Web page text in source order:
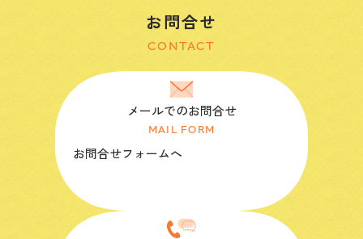
お問合せ
CONTACT
メールでのお問合せ
MAIL FORM
お問合せフォームへ